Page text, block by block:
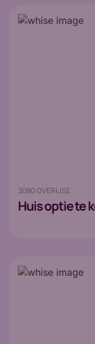
3090 OVERIJSE
Huisoptie te